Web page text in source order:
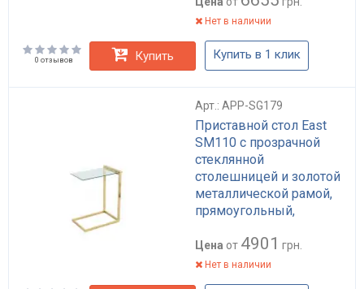
Нет в наличии
0 отзывов Купить Купить в 1 клик
Арт.: APP-SG179
Приставной стол East
SM110 с прозрачной
стеклянной
столешницей и золотой
металлической рамой,
прямоугольный,
гостиной и офиса арт:
APP-SG179
Цена от 4901 грн.
Нет в наличии